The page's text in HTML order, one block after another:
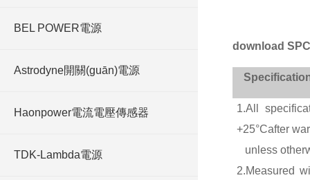
BEL POWER電源
Astrodyne開關(guān)電源
Haonpower電流電壓傳感器
TDK-Lambda電源
download
1.All
+25°Cafter
unless
2.Measured